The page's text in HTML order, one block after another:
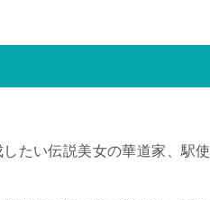
たい伝説美女の華道家、駅使